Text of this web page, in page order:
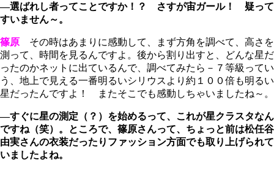
―選ばれし者ってことですか！？ さすが宙ガール！ 疑って
すいません～。
篠原 その時はあまりに感動して、まず方角を調べて、高さを
測って、時間を見るんですよ。後から割り出すと、どんな星だ
ったのかネットに出ているんで、調べてみたら－７等級ってい
う、地上で見える一番明るいシリウスより約１００倍も明るい
星だったんですよ！ またそこでも感動しちゃいましたね～。
―すぐに星の測定（？）を始めるって、これが星クラスタなん
ですね（笑）。ところで、篠原さんって、ちょっと前は松任谷
由実さんの衣装だったりファッション方面でも取り上げられて
いましたよね。